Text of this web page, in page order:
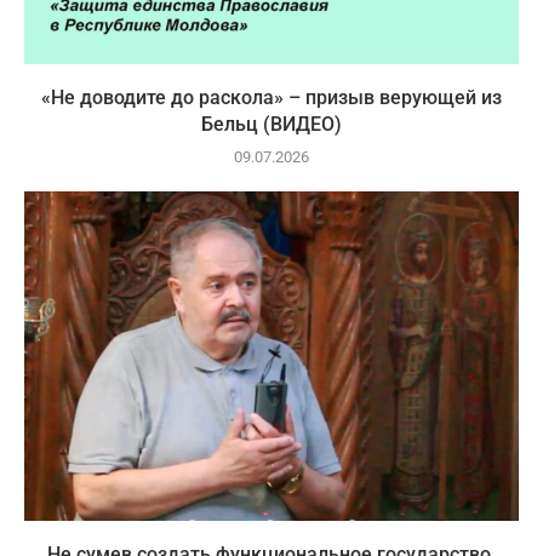
«Не доводите до раскола» – призыв верующей из
Бельц (ВИДЕО)
09.07.2026